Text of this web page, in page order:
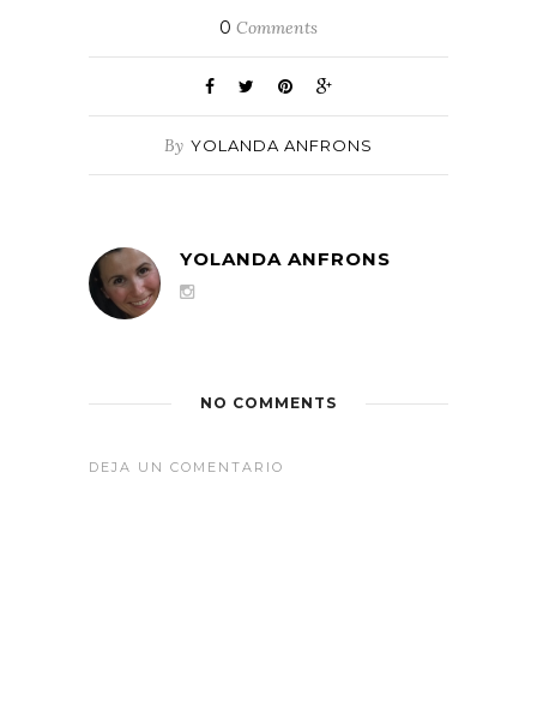
0 Comments
By YOLANDA ANFRONS
YOLANDA ANFRONS
NO COMMENTS
DEJA UN COMENTARIO